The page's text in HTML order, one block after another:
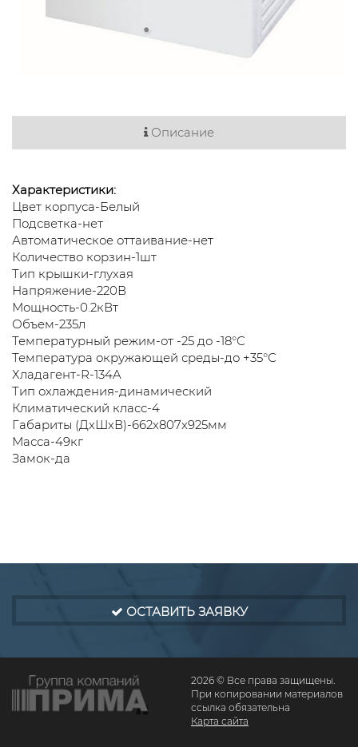
Описание
Характеристики:
Цвет корпуса-Белый
Подсветка-нет
Автоматическое оттаивание-нет
Количество корзин-1шт
Тип крышки-глухая
Напряжение-220В
Мощность-0.2кВт
Объем-235л
Температурный режим-от -25 до -18°С
Температура окружающей среды-до +35°С
Хладагент-R-134A
Тип охлаждения-динамический
Климатический класс-4
Габариты (ДхШхВ)-662х807х925мм
Масса-49кг
Замок-да
ОСТАВИТЬ ЗАЯВКУ
2026 © Все права защищены.
При копировании материалов
ссылка обязательна
Карта сайта